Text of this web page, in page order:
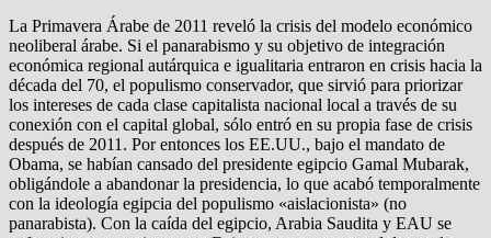
La Primavera Árabe de 2011 reveló la crisis del modelo económico
neoliberal árabe. Si el panarabismo y su objetivo de integración
económica regional autárquica e igualitaria entraron en crisis hacia la
década del 70, el populismo conservador, que sirvió para priorizar
los intereses de cada clase capitalista nacional local a través de su
conexión con el capital global, sólo entró en su propia fase de crisis
después de 2011. Por entonces los EE.UU., bajo el mandato de
Obama, se habían cansado del presidente egipcio Gamal Mubarak,
obligándole a abandonar la presidencia, lo que acabó temporalmente
con la ideología egipcia del populismo «aislacionista» (no
panarabista). Con la caída del egipcio, Arabia Saudita y EAU se